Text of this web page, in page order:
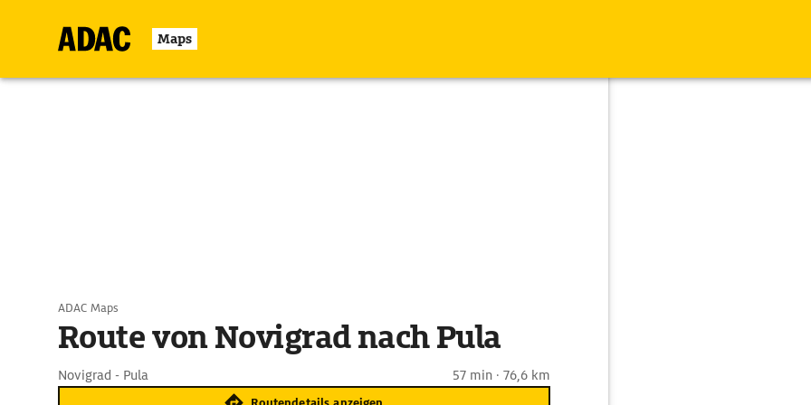
Maps
ADAC Maps
Route von Novigrad nach Pula
Novigrad - Pula 57 min · 76,6 km